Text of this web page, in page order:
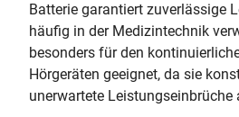
Batterie garantiert zuverlässige
häufig in der Medizintechnik
besonders für den
Hörgeräten geeignet, da sie
unerwartete Leistungseinbrüche